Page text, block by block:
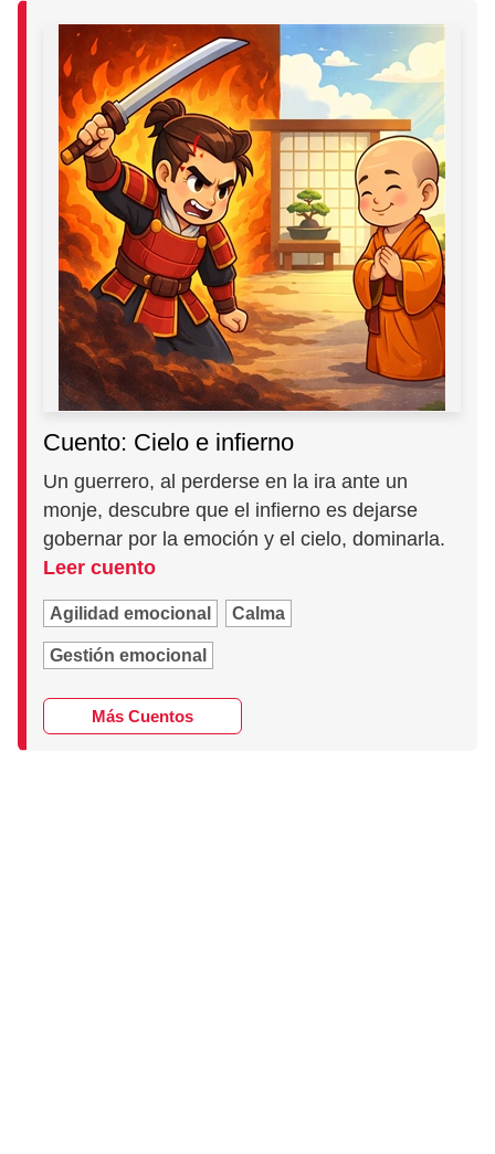
Cuento: Cielo e infierno
Un guerrero, al perderse en la ira ante un
monje, descubre que el infierno es dejarse
gobernar por la emoción y el cielo, dominarla.
Leer cuento
Agilidad emocional Calma
Gestión emocional
Más Cuentos